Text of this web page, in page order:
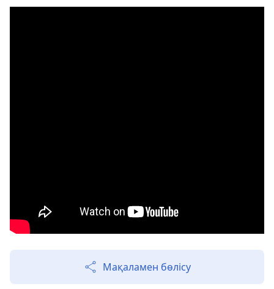
Мақаламен бөлісу